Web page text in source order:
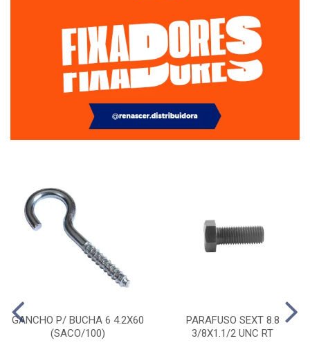
GANCHO P/ BUCHA 6 4.2X60
(SACO/100)
PARAFUSO SEXT 8.8
3/8X1.1/2 UNC RT